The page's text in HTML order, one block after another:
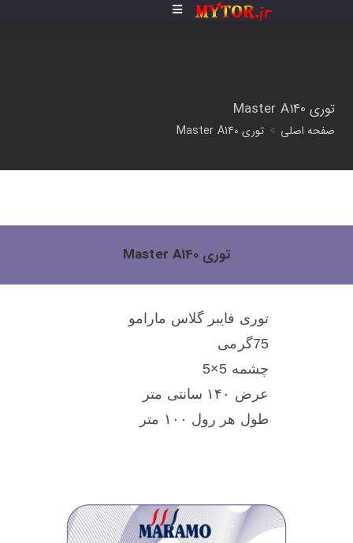
توری Master A140
صفحه اصلی > توری Master A140
توری Master A140
توری فایبر گلاس مارامو
75گرمی
چشمه 5×5
عرض ۱۴۰ سانتی متر
طول هر رول ۱۰۰ متر